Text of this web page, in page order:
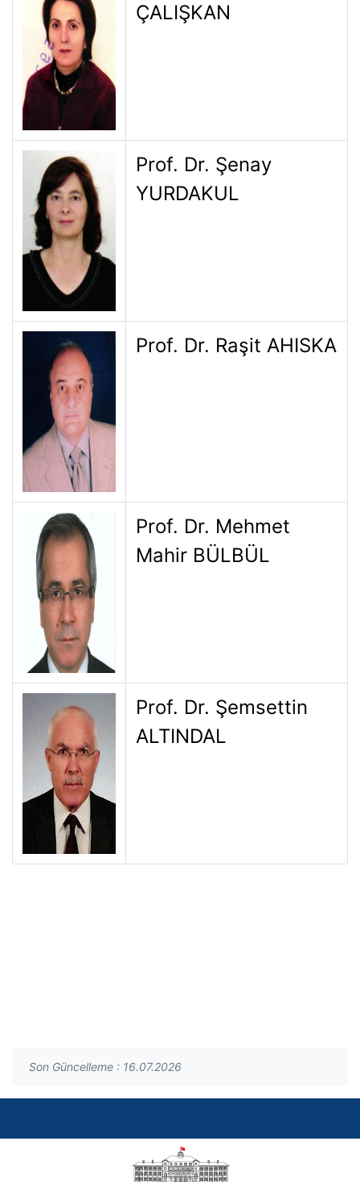
ÇALIŞKAN
Prof. Dr. Şenay
YURDAKUL
Prof. Dr. Raşit AHISKA
Prof. Dr. Mehmet
Mahir BÜLBÜL
Prof. Dr. Şemsettin
ALTINDAL
Son Güncelleme : 16.07.2026